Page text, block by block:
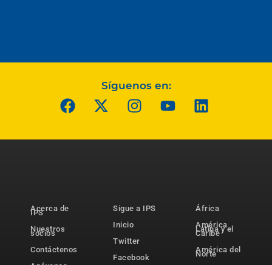
Síguenos en:
Acerca de
IPS
Nuestros
socios
Contáctenos
Sigue a IPS
Inicio
Twitter
Facebook
África
América
Latina y el
Caribe
América del
Norte